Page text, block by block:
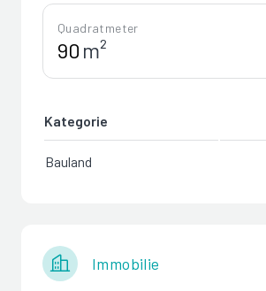
Quadratmeter
m²
Kategorie
Bauland
Immobilie